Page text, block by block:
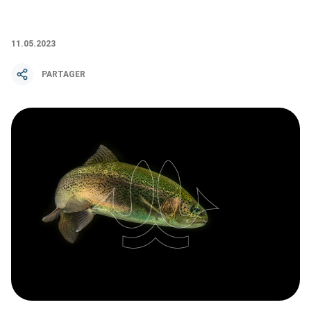
11.05.2023
PARTAGER